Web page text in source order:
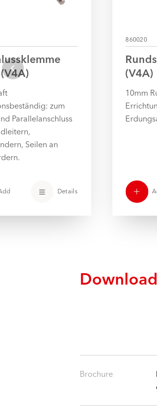
zum
Parallelanschluss
Seilen an
Details
860020
(V4A)
10mm
Brochure